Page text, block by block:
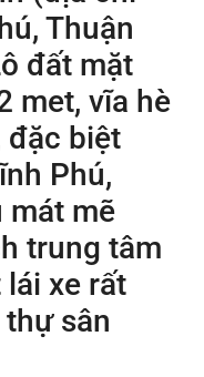
Thuận
đất mặt
met, vĩa hè
đặc biệt
Phú,
mát mẽ
trung tâm
xe rất
sân